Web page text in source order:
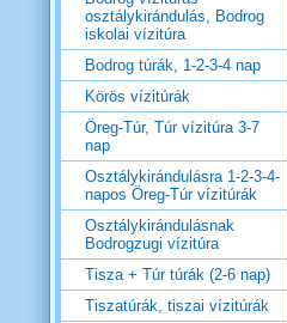
osztálykirándulás, Bodrog
iskolai vízitúra
Bodrog túrák, 1-2-3-4 nap
Körös vízitúrák
Öreg-Túr, Túr vízitúra 3-7
nap
Osztálykirándulásra 1-2-3-4-
napos Öreg-Túr vízitúrák
Osztálykirándulásnak
Bodrogzugi vízitúra
Tisza + Túr túrák (2-6 nap)
Tiszatúrák, tiszai vízitúrák